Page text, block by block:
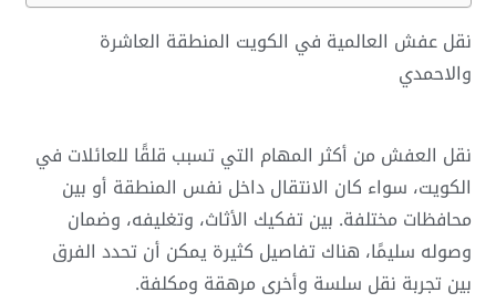
نقل عفش العالمية في الكويت المنطقة العاشرة
والاحمدي
نقل العفش من أكثر المهام التي تسبب قلقًا للعائلات في
الكويت، سواء كان الانتقال داخل نفس المنطقة أو بين
محافظات مختلفة. بين تفكيك الأثاث، وتغليفه، وضمان
وصوله سليمًا، هناك تفاصيل كثيرة يمكن أن تحدد الفرق
بين تجربة نقل سلسة وأخرى مرهقة ومكلفة.